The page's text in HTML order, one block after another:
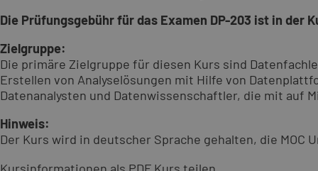
Die Prüfungsgebühr für das Examen DP-203 ist in der
Zielgruppe:
Die primäre Zielgruppe für diesen Kurs sind
Erstellen von Analyselösungen mit Hilfe von
Datenanalysten und Datenwissenschaftler, die mit auf
Hinweis:
Der Kurs wird in deutscher Sprache gehalten, die
Kursinformationen als PDF Kurs teilen